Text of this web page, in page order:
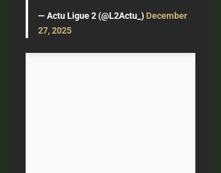
— Actu Ligue 2 (@L2Actu_) December
27, 2025